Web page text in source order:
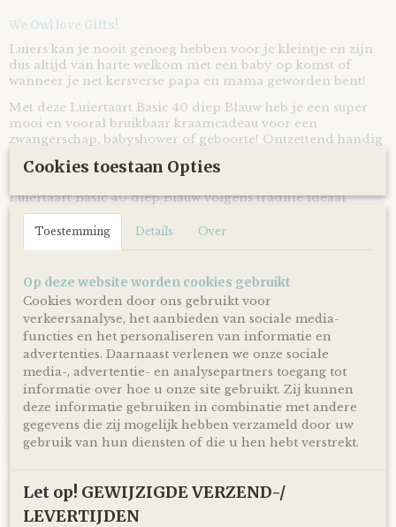
We Owl love Gifts!
Luiers kan je nooit genoeg hebben voor je kleintje en zijn
dus altijd van harte welkom met een baby op komst of
wanneer je net kersverse papa en mama geworden bent!
Met deze Luiertaart Basic 40 diep Blauw heb je een super
mooi en vooral bruikbaar kraamcadeau voor een
zwangerschap, babyshower of geboorte! Ontzettend handig
Luiertaart Basic 40 diep Blauw volgens traditie ideaal
geschikt om cadeau te geven bij de komst of geboorte van
een jongen.
doorzichtig folie en lint, zodat je hem direct cadeau kunt
doen!
Ophalen & Verzenden
Je kunt je bestelling dagelijks,op afspraak
in Kloosterveen Assen.
Of je laat je bestellinggratisbinnen Nederland verzenden*
via PostNL pakketservice inclusief track en trace code!
Uiteraard is rechtstreeks verzending naar de kersverse
kan je een eigen wens of berichtje aan de ouders (to be)
achterlaten in het opmerkingen veld bij het bestellen en zo
zorg ik ervoor dat er een kaartje toegevoegd wordt aan je
Cookies toestaan Opties
Toestemming Details Over
Op deze website worden cookies gebruikt
Cookies worden door ons gebruikt voor
verkeersanalyse, het aanbieden van sociale media-
functies en het personaliseren van informatie en
advertenties. Daarnaast verlenen we onze sociale
media-, advertentie- en analysepartners toegang tot
informatie over hoe u onze site gebruikt. Zij kunnen
deze informatie gebruiken in combinatie met andere
gegevens die zij mogelijk hebben verzameld door uw
gebruik van hun diensten of die u hen hebt verstrekt.
Let op! GEWIJZIGDE VERZEND-/
LEVERTIJDEN